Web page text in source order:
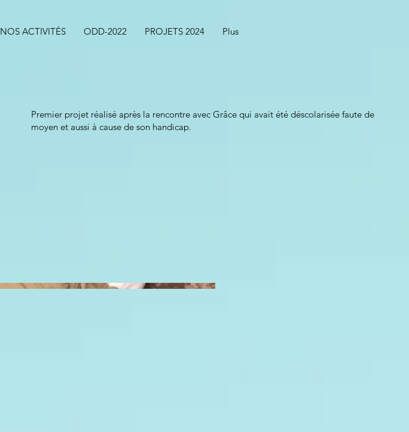
NOS ACTIVITÉS ODD-2022 PROJETS 2024 Plus
Premier projet réalisé après la rencontre avec Grâce qui avait été déscolarisée faute de
moyen et aussi à cause de son handicap.